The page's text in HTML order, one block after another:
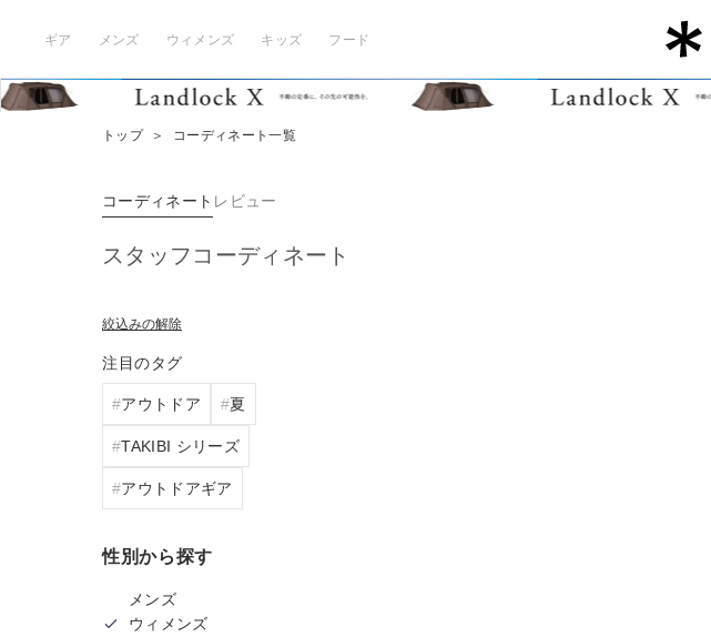
ギア メンズ ウィメンズ キッズ フード
トップ ＞ コーディネート一覧
コーディネート レビュー
スタッフコーディネート
絞込みの解除
注目のタグ
アウトドア 夏
TAKIBI シリーズ
アウトドアギア
性別から探す
メンズ
ウィメンズ